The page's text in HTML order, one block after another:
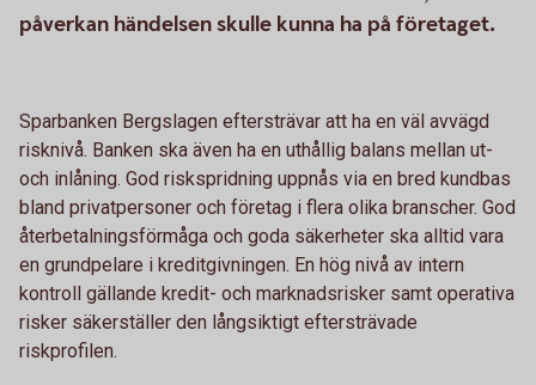
påverkan händelsen skulle kunna ha på företaget.
Sparbanken Bergslagen eftersträvar att ha en väl avvägd
risknivå. Banken ska även ha en uthållig balans mellan ut-
och inlåning. God riskspridning uppnås via en bred kundbas
bland privatpersoner och företag i flera olika branscher. God
återbetalningsförmåga och goda säkerheter ska alltid vara
en grundpelare i kreditgivningen. En hög nivå av intern
kontroll gällande kredit- och marknadsrisker samt operativa
risker säkerställer den långsiktigt eftersträvade
riskprofilen.